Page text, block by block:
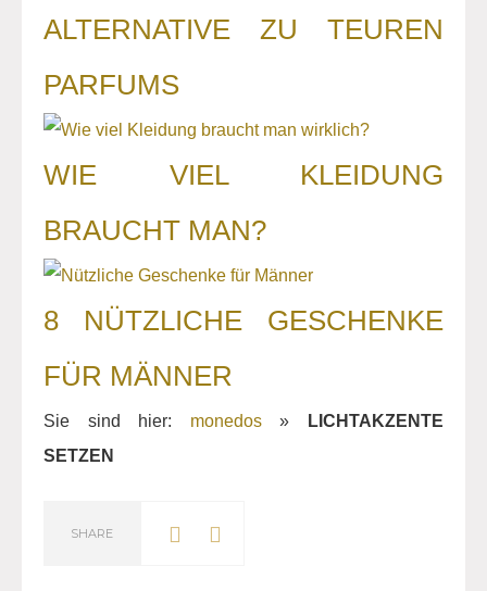
ALTERNATIVE ZU TEUREN
PARFUMS
WIE VIEL KLEIDUNG
BRAUCHT MAN?
8 NÜTZLICHE GESCHENKE
FÜR MÄNNER
Sie sind hier: monedos»
LICHTAKZENTE
SETZEN
SHARE